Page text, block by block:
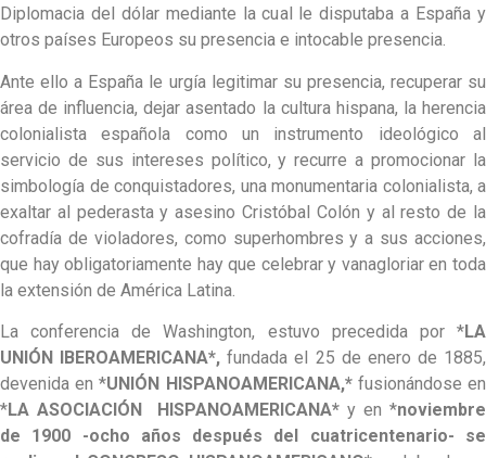
Diplomacia del dólar mediante la cual le disputaba a España y
otros países Europeos su presencia e intocable presencia.
Ante ello a España le urgía legitimar su presencia, recuperar su
área de influencia, dejar asentado la cultura hispana, la herencia
colonialista española como un instrumento ideológico al
servicio de sus intereses político, y recurre a promocionar la
simbología de conquistadores, una monumentaria colonialista, a
exaltar al pederasta y asesino Cristóbal Colón y al resto de la
cofradía de violadores, como superhombres y a sus acciones,
que hay obligatoriamente hay que celebrar y vanagloriar en toda
la extensión de América Latina.
La conferencia de Washington, estuvo precedida por *LA
UNIÓN IBEROAMERICANA*, fundada el 25 de enero de 1885,
devenida en *UNIÓN HISPANOAMERICANA,*fusionándose en
*LA ASOCIACIÓN HISPANOAMERICANA* y en *noviembre
de 1900 -ocho años después del cuatricentenario- se